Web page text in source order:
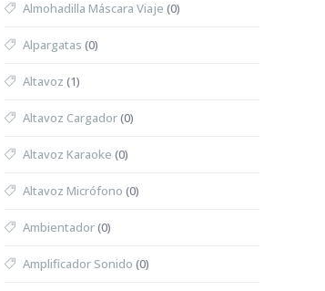
Almohadilla Máscara Viaje (0)
Alpargatas (0)
Altavoz (1)
Altavoz Cargador(0)
Altavoz Karaoke (0)
Altavoz Micrófono (0)
Ambientador(0)
Amplificador Sonido (0)